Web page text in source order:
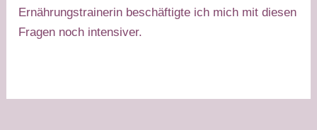
Ernährungstrainerin beschäftigte ich mich mit diesen
Fragen noch intensiver.